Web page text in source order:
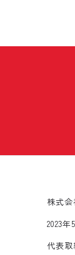
株式会
2023年
代表